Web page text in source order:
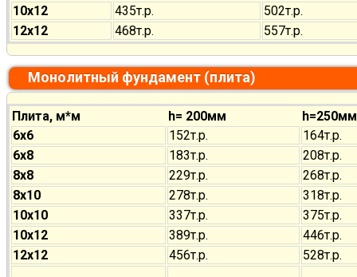
10х12
435т.р.
502т.р.
12х12
468т.р. 557т.р.
Монолитный фундамент (плита)
Плита, м*м h= 200мм
h=250мм
6х6
152т.р.
164т.р.
6х8
183т.р.
208т.р.
8х8
229т.р.
268т.р.
8х10
278т.р.
318т.р.
10х10
337т.р.
375т.р.
10х12
389т.р.
446т.р.
12х12
456т.р. 528т.р.